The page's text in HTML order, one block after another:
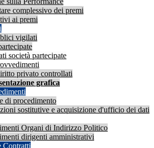
complessivo dei premi
ai premi
vigilati
società partecipate
privato controllati
grafica
di procedimento
sostitutive e acquisizione d'ufficio dei dati
Organi di Indirizzo Politico
dirigenti amministrativi
Contratti